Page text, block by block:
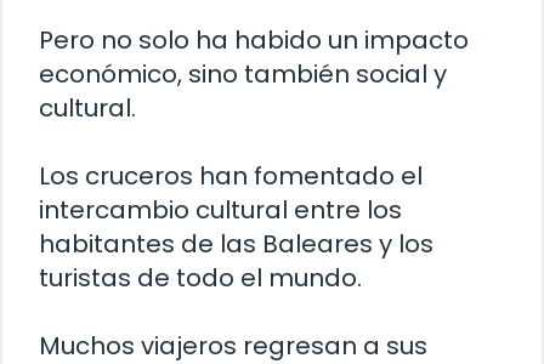
Pero no solo ha habido un impacto
económico, sino también social y
cultural.
Los cruceros han fomentado el
intercambio cultural entre los
habitantes de las Baleares y los
turistas de todo el mundo.
Muchos viajeros regresan a sus